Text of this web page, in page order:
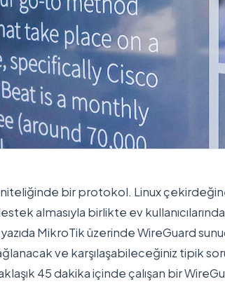
bir protokol. Linux
almasıyla birlikte ev
MikroTik üzerinde WireGuard
ve karşılaşabileceğiniz tipik
45 dakika içinde çalışan bir